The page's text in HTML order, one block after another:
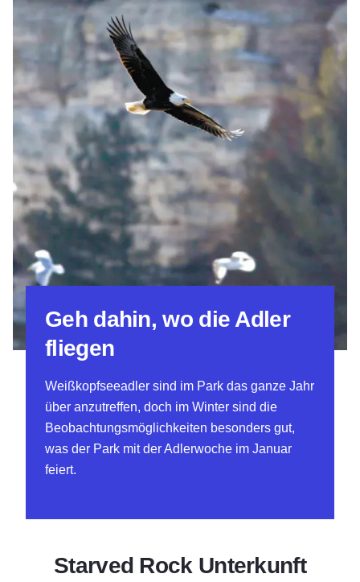
Geh dahin, wo die Adler
fliegen
Weißkopfseeadler sind im Park das ganze Jahr
über anzutreffen, doch im Winter sind die
Beobachtungsmöglichkeiten besonders gut,
was der Park mit der Adlerwoche im Januar
feiert.
Starved Rock Unterkunft